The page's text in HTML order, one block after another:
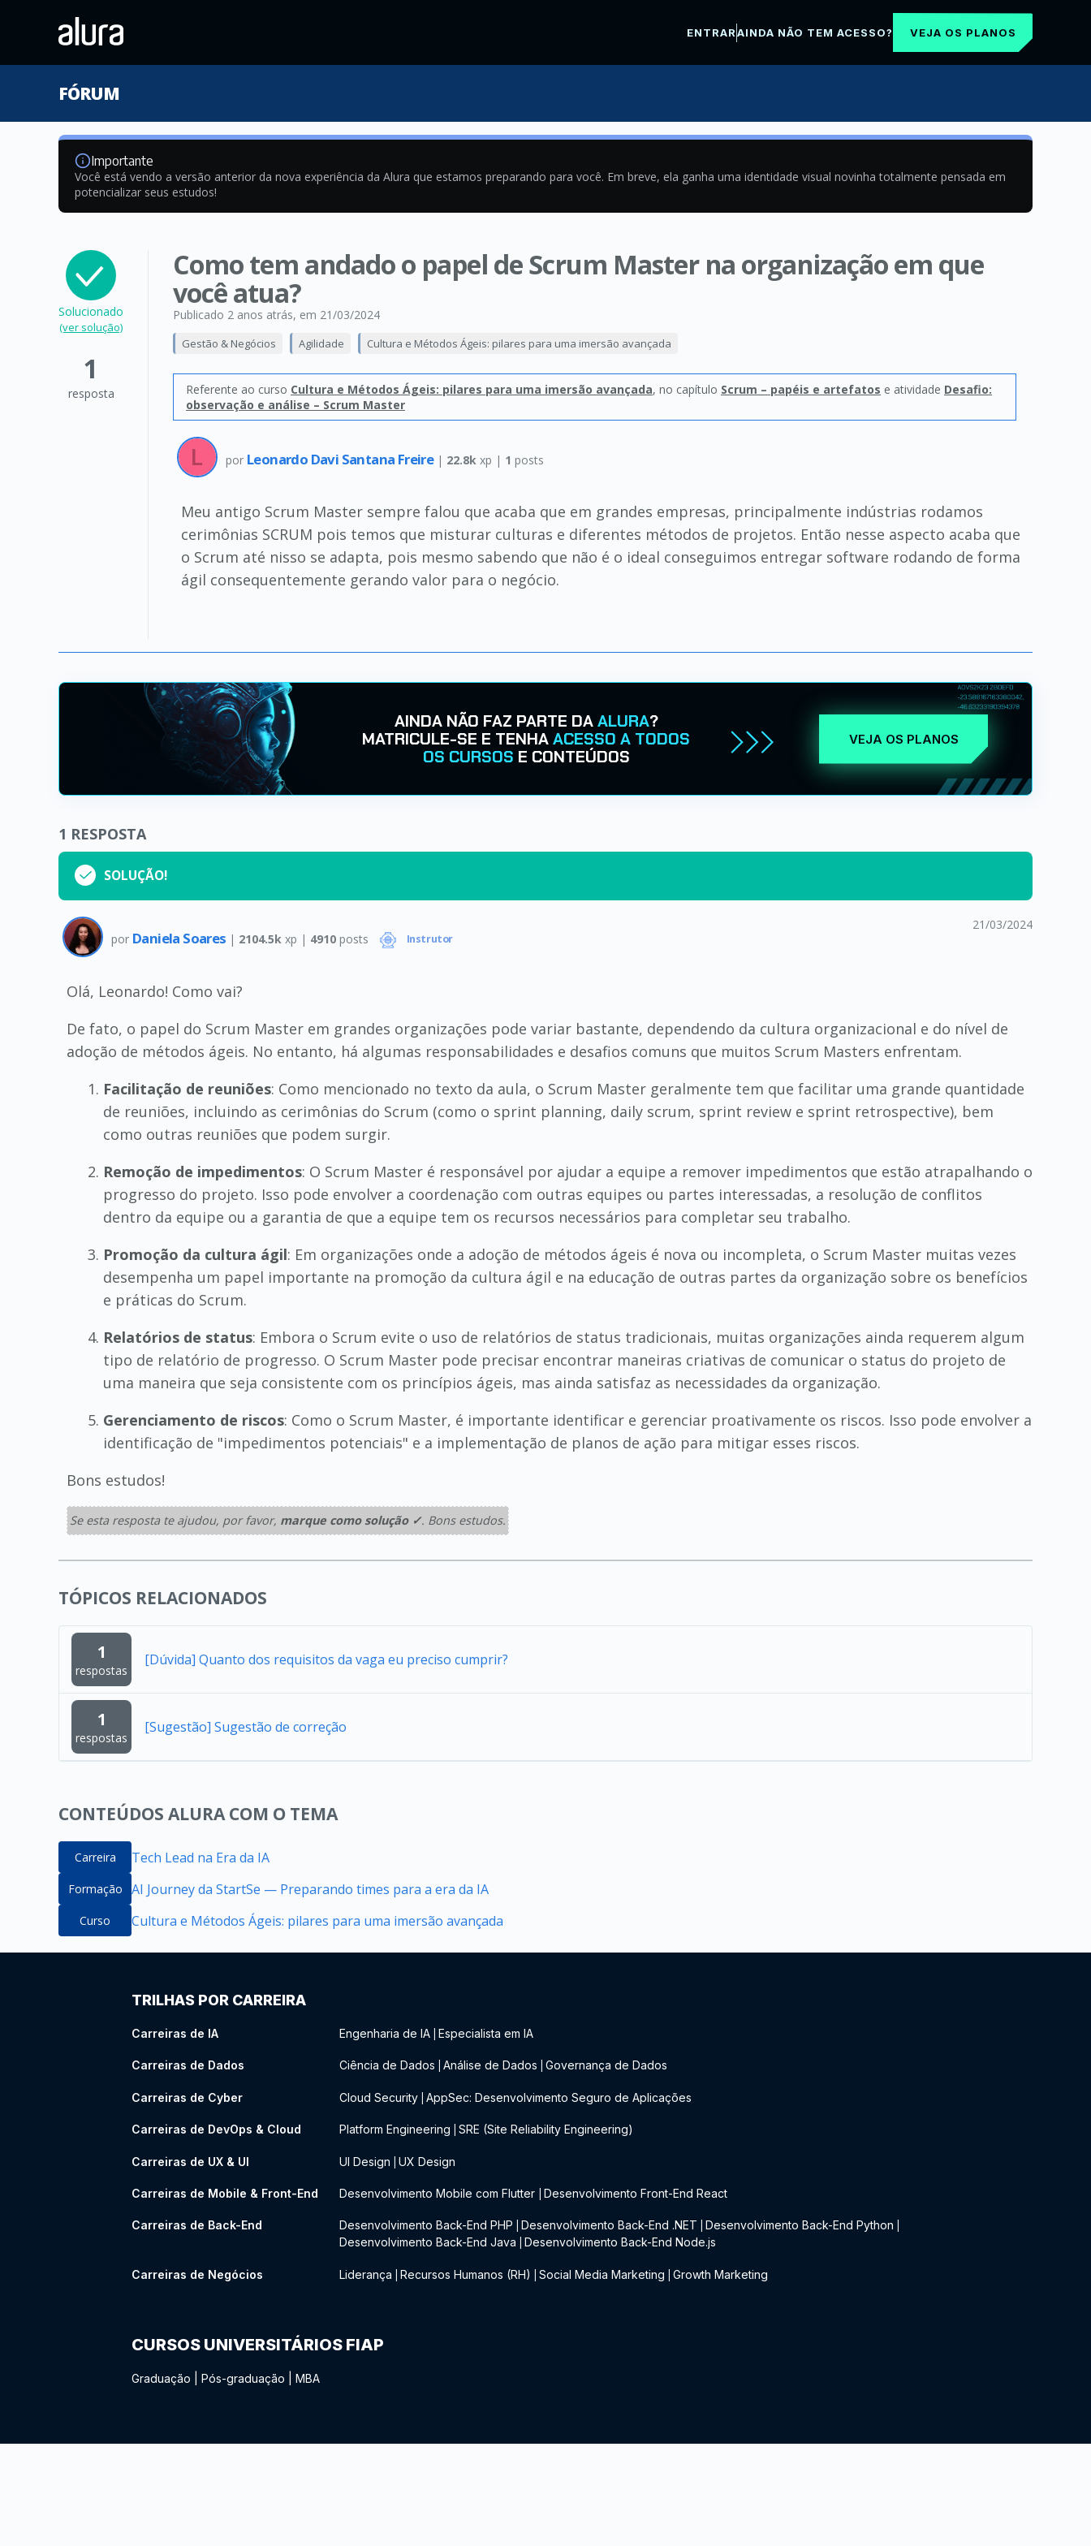
ENTRARAINDA NÃO TEM ACESSO? VEJA OS PLANOS
FÓRUM
Importante
Você está vendo a versão anterior da nova experiência da Alura que estamos preparando para você. Em breve, ela ganha uma identidade visual novinha totalmente pensada em
potencializar seus estudos!
Solucionado
(ver solução)
1
resposta
Como tem andado o papel de Scrum Master na organização em que
você atua?
Publicado 2 anos atrás, em 21/03/2024
Gestão & Negócios Agilidade Cultura e Métodos Ágeis: pilares para uma imersão avançada
Referente ao curso Cultura e Métodos Ágeis: pilares para uma imersão avançada, no capítulo Scrum – papéis e artefatos e atividade Desafio:
observação e análise – Scrum Master
por Leonardo Davi Santana Freire | 22.8k xp | 1 posts
Meu antigo Scrum Master sempre falou que acaba que em grandes empresas, principalmente indústrias rodamos
cerimônias SCRUM pois temos que misturar culturas e diferentes métodos de projetos. Então nesse aspecto acaba que
o Scrum até nisso se adapta, pois mesmo sabendo que não é o ideal conseguimos entregar software rodando de forma
ágil consequentemente gerando valor para o negócio.
AINDA NÃO FAZ PARTE DAALURA?
MATRICULE-SE E TENHAACESSO A TODOS
OS CURSOS E CONTEÚDOS
VEJA OS PLANOS
1 RESPOSTA
SOLUÇÃO!
por Daniela Soares | 2104.5k xp | 4910 posts Instrutor
21/03/2024
Olá, Leonardo! Como vai?
De fato, o papel do Scrum Master em grandes organizações pode variar bastante, dependendo da cultura organizacional e do nível de
adoção de métodos ágeis. No entanto, há algumas responsabilidades e desafios comuns que muitos Scrum Masters enfrentam.
Facilitação de reuniões: Como mencionado no texto da aula, o Scrum Master geralmente tem que facilitar uma grande quantidade
de reuniões, incluindo as cerimônias do Scrum (como o sprint planning, daily scrum, sprint review e sprint retrospective), bem
como outras reuniões que podem surgir.
Remoção de impedimentos: O Scrum Master é responsável por ajudar a equipe a remover impedimentos que estão atrapalhando o
progresso do projeto. Isso pode envolver a coordenação com outras equipes ou partes interessadas, a resolução de conflitos
dentro da equipe ou a garantia de que a equipe tem os recursos necessários para completar seu trabalho.
Promoção da cultura ágil: Em organizações onde a adoção de métodos ágeis é nova ou incompleta, o Scrum Master muitas vezes
desempenha um papel importante na promoção da cultura ágil e na educação de outras partes da organização sobre os benefícios
e práticas do Scrum.
Relatórios de status: Embora o Scrum evite o uso de relatórios de status tradicionais, muitas organizações ainda requerem algum
tipo de relatório de progresso. O Scrum Master pode precisar encontrar maneiras criativas de comunicar o status do projeto de
uma maneira que seja consistente com os princípios ágeis, mas ainda satisfaz as necessidades da organização.
Gerenciamento de riscos: Como o Scrum Master, é importante identificar e gerenciar proativamente os riscos. Isso pode envolver a
identificação de "impedimentos potenciais" e a implementação de planos de ação para mitigar esses riscos.
Bons estudos!
Se esta resposta te ajudou, por favor, marque como solução ✓. Bons estudos.
TÓPICOS RELACIONADOS
1
respostas
[Dúvida] Quanto dos requisitos da vaga eu preciso cumprir?
1
respostas
[Sugestão] Sugestão de correção
CONTEÚDOS ALURA COM O TEMA
Carreira Tech Lead na Era da IA
Formação AI Journey da StartSe — Preparando times para a era da IA
Curso Cultura e Métodos Ágeis: pilares para uma imersão avançada
TRILHAS POR CARREIRA
Carreiras de IA Engenharia de IA Especialista em IA
Carreiras de Dados Ciência de Dados Análise de Dados Governança de Dados
Carreiras de Cyber Cloud Security AppSec: Desenvolvimento Seguro de Aplicações
Carreiras de DevOps & Cloud Platform Engineering SRE (Site Reliability Engineering)
Carreiras de UX & UI UI Design UX Design
Carreiras de Mobile & Front-End Desenvolvimento Mobile com Flutter Desenvolvimento Front-End React
Carreiras de Back-End Desenvolvimento Back-End PHP Desenvolvimento Back-End .NET Desenvolvimento Back-End Python
Desenvolvimento Back-End Java Desenvolvimento Back-End Node.js
Carreiras de Negócios Liderança Recursos Humanos (RH) Social Media Marketing Growth Marketing
CURSOS UNIVERSITÁRIOS FIAP
Graduação Pós-graduação MBA